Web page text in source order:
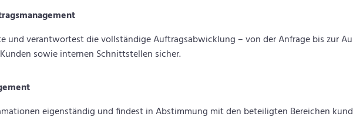
und verantwortest die vollständige Auftragsabwicklung – von der Anfrage bis zur
sowie internen Schnittstellen sicher.
eigenständig und findest in Abstimmung mit den beteiligten Bereichen